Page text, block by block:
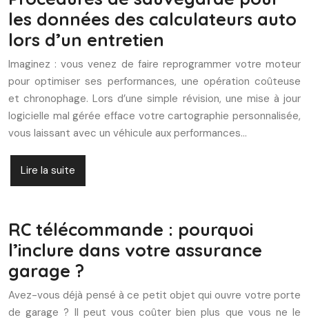
les données des calculateurs auto
lors d’un entretien
Imaginez : vous venez de faire reprogrammer votre moteur
pour optimiser ses performances, une opération coûteuse
et chronophage. Lors d’une simple révision, une mise à jour
logicielle mal gérée efface votre cartographie personnalisée,
vous laissant avec un véhicule aux performances…
Lire la suite
RC télécommande : pourquoi
l’inclure dans votre assurance
garage ?
Avez-vous déjà pensé à ce petit objet qui ouvre votre porte
de garage ? Il peut vous coûter bien plus que vous ne le